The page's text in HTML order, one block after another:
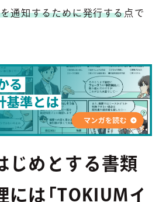
通知するために発行する点で
じめとする書類
には「TOKIUMイ